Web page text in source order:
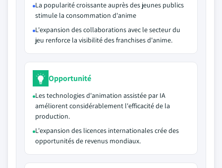
La popularité croissante auprès des jeunes publics
stimule la consommation d'anime
L'expansion des collaborations avec le secteur du
jeu renforce la visibilité des franchises d'anime.
Opportunité
Les technologies d'animation assistée par IA
améliorent considérablement l'efficacité de la
production.
L'expansion des licences internationales crée des
opportunités de revenus mondiaux.